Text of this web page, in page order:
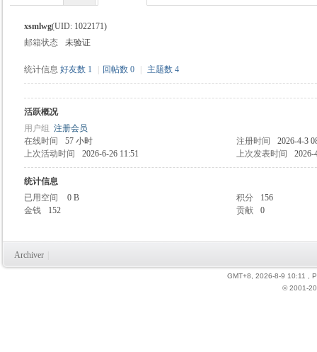
xsmlwg(UID: 1022171)
邮箱状态
未验证
统计信息 好友数 1 回帖数 0 主题数 4
活跃概况
用户组 注册会员
在线时间
57 小时 注册时间
2026-4-3
上次活动时间
2026-6-26 11:51 上次发表时间 2026-
统计信息
已用空间
0 B 积分
156
金钱
152 贡献 0
Archiver
GMT+8, 2026-8-9 10:11
,
© 2001-